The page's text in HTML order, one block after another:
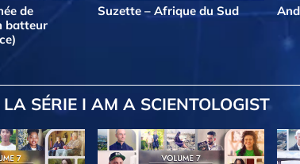
de
batteur
Suzette – Afrique du Sud
LA SÉRIE I AM A SCIENTOLOGIST